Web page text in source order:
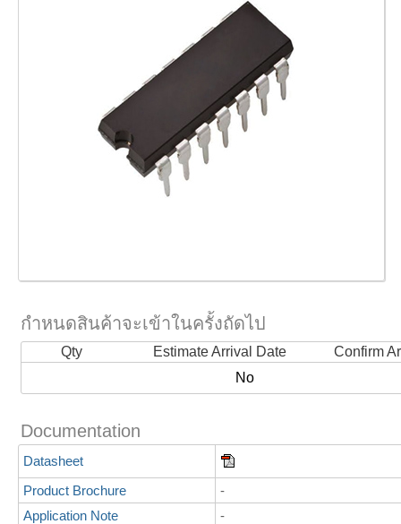
กำหนดสินค้าจะเข้าในครั้งถัดไป
Qty Estimate Arrival Date
Confirm
No
Documentation
Datasheet
Product Brochure
-
Application Note
-